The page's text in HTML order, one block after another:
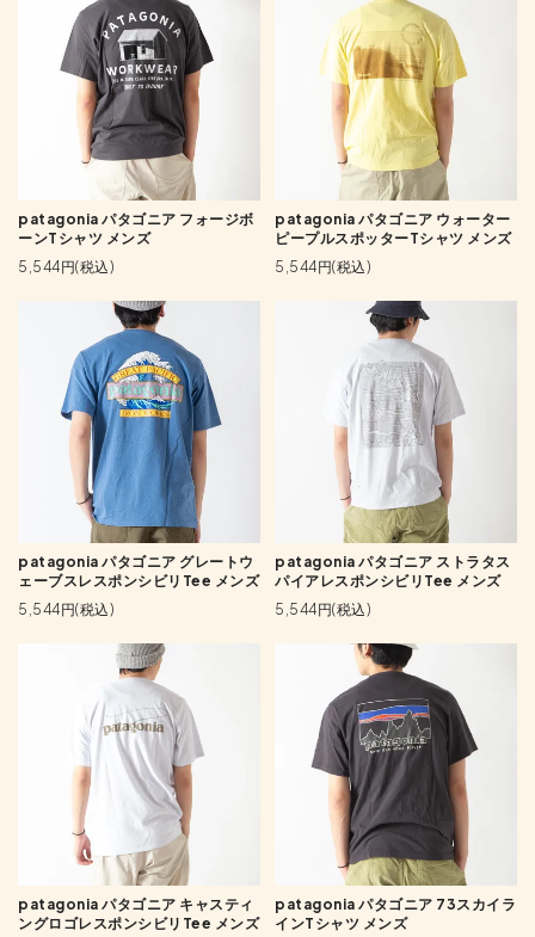
patagonia パタゴニア フォージボ
ーンTシャツ メンズ
5,544円(税込)
patagonia パタゴニア ウォーター
ピープルスポッターTシャツ メンズ
5,544円(税込)
patagonia パタゴニア グレートウ
ェーブスレスポンシビリTee メンズ
5,544円(税込)
patagonia パタゴニア ストラタス
パイアレスポンシビリTee メンズ
5,544円(税込)
patagonia パタゴニア キャスティ
ングロゴレスポンシビリTee メンズ
patagonia パタゴニア 73スカイラ
インTシャツ メンズ